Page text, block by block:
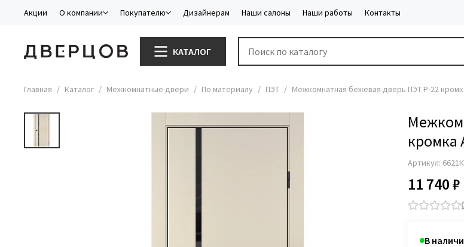
Акции О компании Покупателю Дизайнерам Наши салоны Наши работы Контакты
КАТАЛОГ
Главная Каталог Межкомнатные двери По материалу ПЭТ Межкомнатная бежевая дверь ПЭТ P-22
кромка
Артикул: 6621
11 740 ₽
В